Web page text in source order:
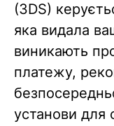
(3DS)
яка видала
виникають
платежу,
установи для